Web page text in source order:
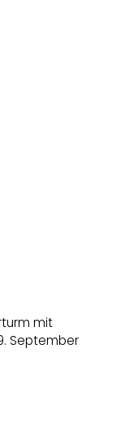
mit
September